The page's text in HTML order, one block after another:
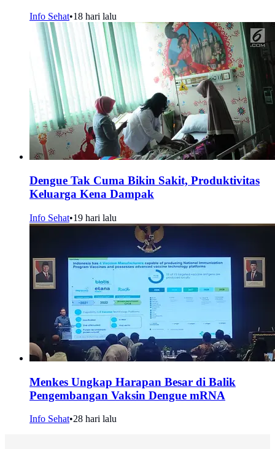
Info Sehat•18 hari lalu
Dengue Tak Cuma Bikin Sakit, Produktivitas
Keluarga Kena Dampak
Info Sehat•19 hari lalu
Menkes Ungkap Harapan Besar di Balik
Pengembangan Vaksin Dengue mRNA
Info Sehat•28 hari lalu